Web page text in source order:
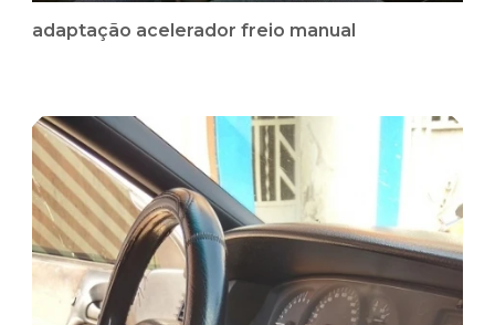
adaptação acelerador freio manual